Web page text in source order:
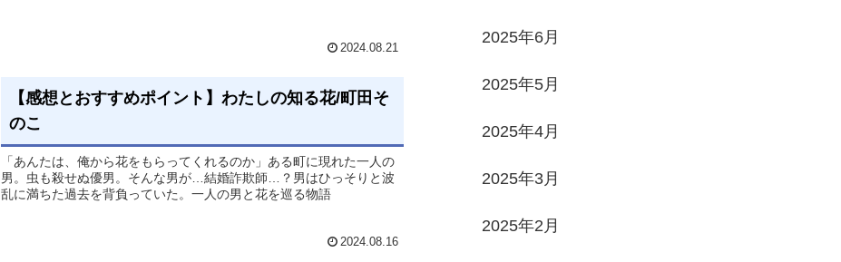
2024.08.21
【感想とおすすめポイント】わたしの知る花/町田そ
のこ
「あんたは、俺から花をもらってくれるのか」ある町に現れた一人の
男。虫も殺せぬ優男。そんな男が…結婚詐欺師…？男はひっそりと波
乱に満ちた過去を背負っていた。一人の男と花を巡る物語
2024.08.16
2025年6月
2025年5月
2025年4月
2025年3月
2025年2月